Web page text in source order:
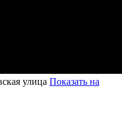
улица Показать на